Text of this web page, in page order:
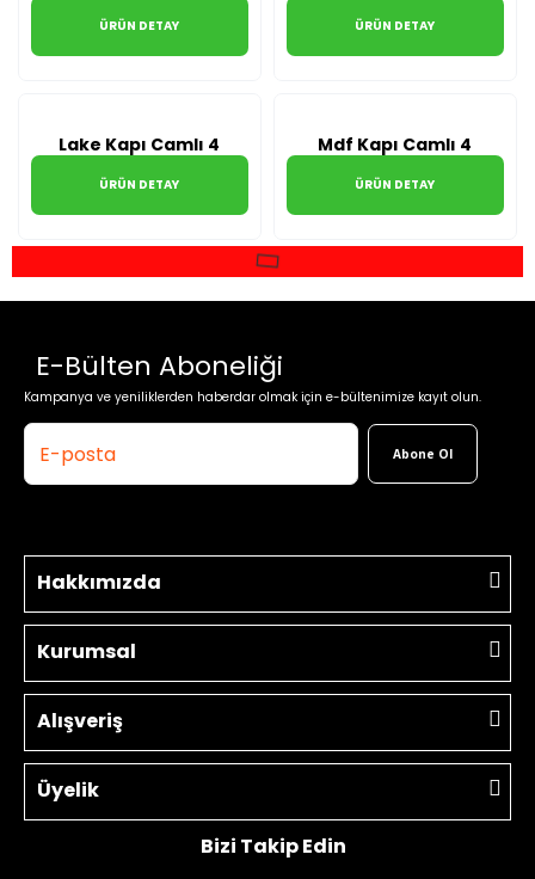
ÜRÜN DETAY ÜRÜN DETAY
Lake Kapı Camlı 4
ÜRÜN DETAY
Mdf Kapı Camlı 4
ÜRÜN DETAY
E-Bülten Aboneliği
Kampanya ve yeniliklerden haberdar olmak için e-bültenimize kayıt olun.
Abone Ol
Hakkımızda
Kurumsal
Alışveriş
Üyelik
Bizi Takip Edin